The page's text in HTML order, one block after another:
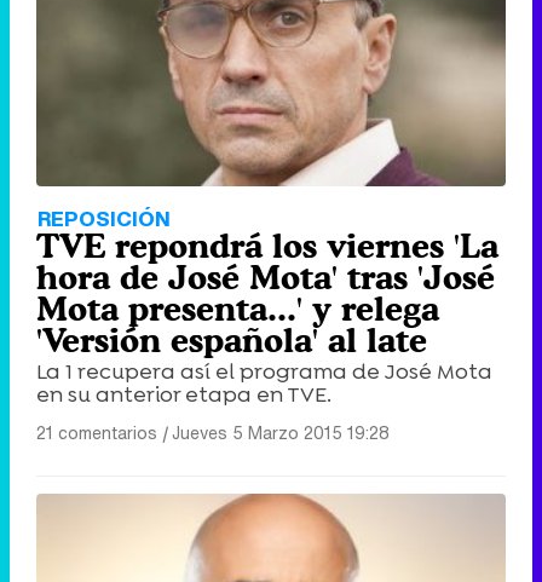
REPOSICIÓN
TVE repondrá los viernes 'La
hora de José Mota' tras 'José
Mota presenta...' y relega
'Versión española' al late
La 1 recupera así el programa de José Mota
en su anterior etapa en TVE.
21 comentarios |Jueves 5 Marzo 2015 19:28